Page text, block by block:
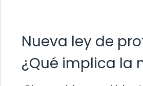
Nueva ley de
¿Qué implica la